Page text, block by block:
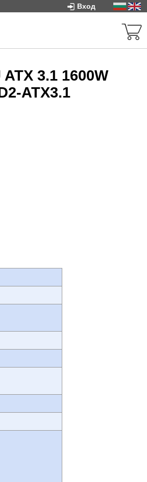
Вход
3.1 1600W
ATX3.1